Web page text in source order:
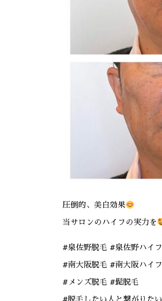
圧倒的、美白効果
当サロンのハイフの実力を
#泉佐野脱毛 #泉佐野ハイフ
#南大阪脱毛 #南大阪ハイフ
#メンズ脱毛 #髭脱毛